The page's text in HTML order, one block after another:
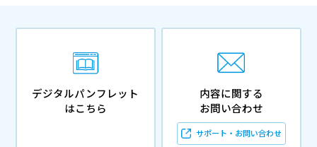
デジタルパンフレット
はこちら
内容に関する
お問い合わせ
サポート・お問い合わせ